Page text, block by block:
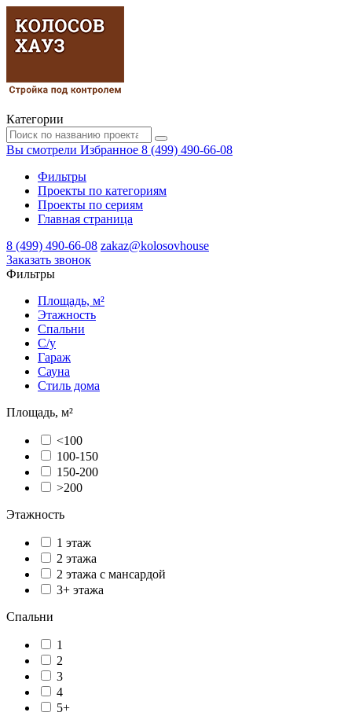
Категории
Вы смотрели Избранное 8 (499) 490-66-08
Фильтры
Проекты по категориям
Проекты по сериям
Главная страница
8 (499) 490-66-08 zakaz@kolosovhouse
3аказать звонок
Фильтры
Площадь, м²
Этажность
Спальни
С/у
Гараж
Сауна
Стиль дома
Площадь, м²
<100
100-150
150-200
>200
Этажность
1 этаж
2 этажа
2 этажа с мансардой
3+ этажа
Спальни
1
2
3
4
5+